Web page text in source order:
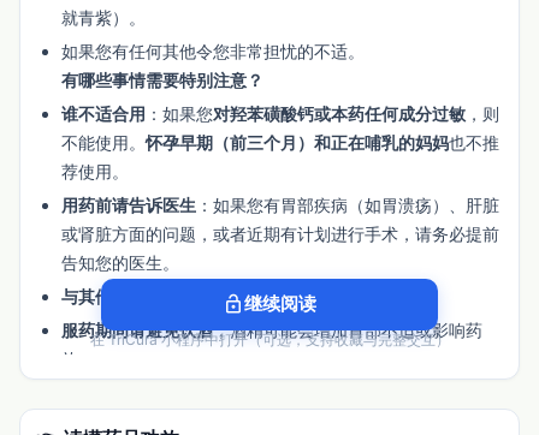
就青紫）。
如果您有任何其他令您非常担忧的不适。
有哪些事情需要特别注意？
谁不适合用 ：如果您对羟苯磺酸钙或本药任何成分过敏 ，则
不能使用。怀孕早期（前三个月）和正在哺乳的妈妈也不推
荐使用。
用药前请告诉医生 ：如果您有胃部疾病（如胃溃疡）、肝脏
或肾脏方面的问题，或者近期有计划进行手术，请务必提前
告知您的医生。
与其他药物/物品的相互作用：
服药期间请避免饮酒，酒精可能会增加胃部不适或影响药
效。
lock_open继续阅读
在 TriCura 小程序中打开（可选，支持收藏与完整交互）